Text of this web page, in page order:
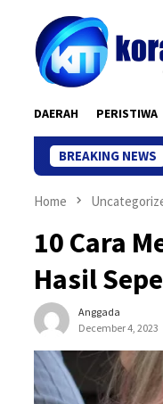
DAERAH PERISTIWA
BREAKING NEWS
Home
10 Cara
Hasil
Anggada
December 4, 2023